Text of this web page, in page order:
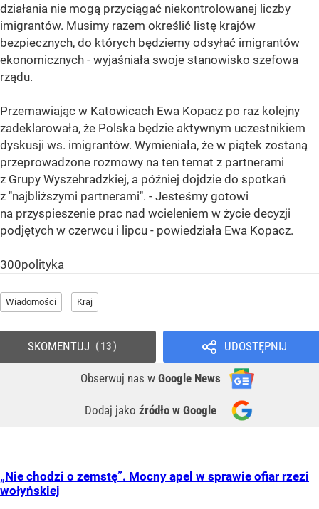
działania nie mogą przyciągać niekontrolowanej liczby
imigrantów. Musimy razem określić listę krajów
bezpiecznych, do których będziemy odsyłać imigrantów
ekonomicznych - wyjaśniała swoje stanowisko szefowa
rządu.
Przemawiając w Katowicach Ewa Kopacz po raz kolejny
zadeklarowała, że Polska będzie aktywnym uczestnikiem
dyskusji ws. imigrantów. Wymieniała, że w piątek zostaną
przeprowadzone rozmowy na ten temat z partnerami
z Grupy Wyszehradzkiej, a później dojdzie do spotkań
z "najbliższymi partnerami". - Jesteśmy gotowi
na przyspieszenie prac nad wcieleniem w życie decyzji
podjętych w czerwcu i lipcu - powiedziała Ewa Kopacz.
300polityka
Wiadomości Kraj
UDOSTĘPNIJ
Obserwuj nas w Google News
Dodaj jako źródło w Google
SKOMENTUJ 13
„Nie chodzi o zemstę”. Mocny apel w sprawie ofiar rzezi
wołyńskiej